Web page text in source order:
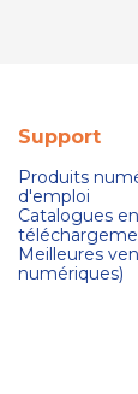
Support
Produits
d'emploi
Catalogues en
Meilleures
numériques)